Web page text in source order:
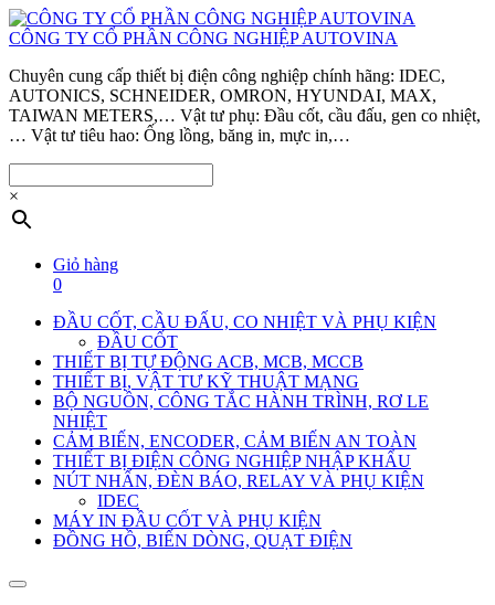
CÔNG TY CỔ PHẦN CÔNG NGHIỆP AUTOVINA
Chuyên cung cấp thiết bị điện công nghiệp chính hãng: IDEC,
AUTONICS, SCHNEIDER, OMRON, HYUNDAI, MAX,
TAIWAN METERS,… Vật tư phụ: Đầu cốt, cầu đấu, gen co nhiệt,
… Vật tư tiêu hao: Ống lồng, băng in, mực in,…
×
Giỏ hàng
0
ĐẦU CỐT, CẦU ĐẤU, CO NHIỆT VÀ PHỤ KIỆN
ĐẦU CỐT
THIẾT BỊ TỰ ĐỘNG ACB, MCB, MCCB
THIẾT BỊ, VẬT TƯ KỸ THUẬT MẠNG
BỘ NGUỒN, CÔNG TẮC HÀNH TRÌNH, RƠ LE
NHIỆT
CẢM BIẾN, ENCODER, CẢM BIẾN AN TOÀN
THIẾT BỊ ĐIỆN CÔNG NGHIỆP NHẬP KHẨU
NÚT NHẤN, ĐÈN BÁO, RELAY VÀ PHỤ KIỆN
IDEC
MÁY IN ĐẦU CỐT VÀ PHỤ KIỆN
ĐỒNG HỒ, BIẾN DÒNG, QUẠT ĐIỆN